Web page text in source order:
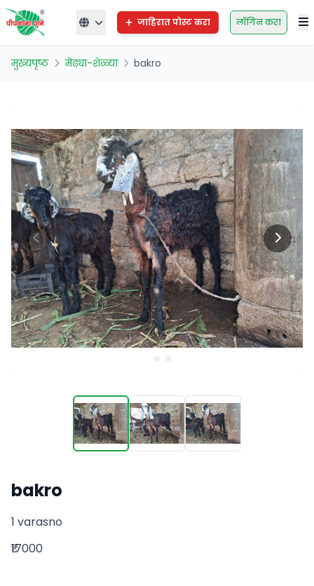
जाहिरात पोस्ट करा लॉगिन करा
मुख्यपृष्ठ मेंढ्या-शेळ्या bakro
bakro
1 varasno
₹17000